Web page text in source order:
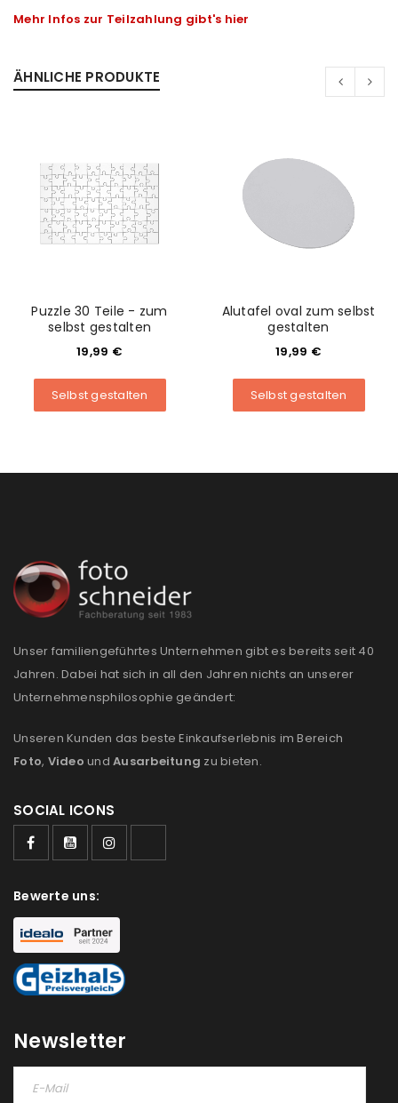
Mehr Infos zur Teilzahlung gibt's hier
ÄHNLICHE PRODUKTE
Puzzle 30 Teile - zum
selbst gestalten
19,99 €
Selbst gestalten
Alutafel oval zum selbst
gestalten
19,99 €
Selbst gestalten
Unser familiengeführtes Unternehmen gibt es bereits seit 40
Jahren. Dabei hat sich in all den Jahren nichts an unserer
Unternehmensphilosophie geändert:
Unseren Kunden das beste Einkaufserlebnis im Bereich
Foto, Video und Ausarbeitung zu bieten.
SOCIAL ICONS
Bewerte uns:
Newsletter